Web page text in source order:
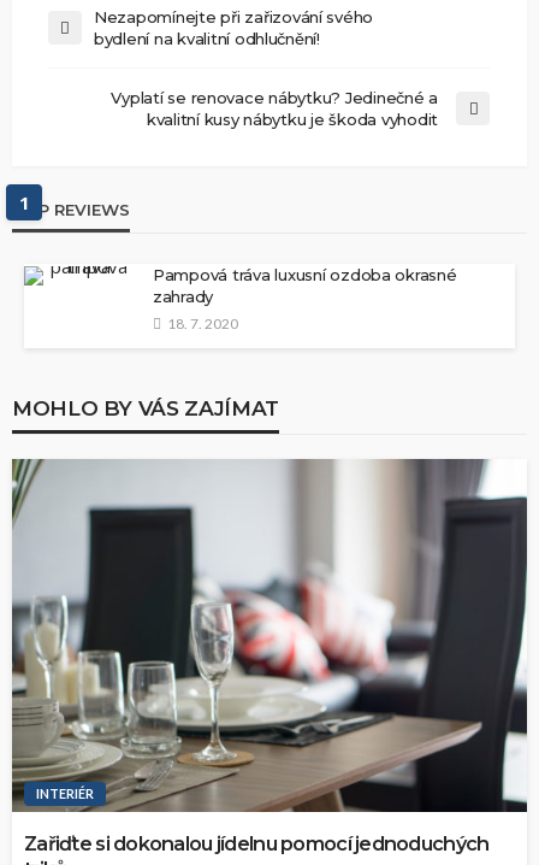
Nezapomínejte při zařizování svého
bydlení na kvalitní odhlučnění!
Vyplatí se renovace nábytku? Jedinečné a
kvalitní kusy nábytku je škoda vyhodit
TOP REVIEWS
1
Pampová tráva luxusní ozdoba okrasné
zahrady
18. 7. 2020
MOHLO BY VÁS ZAJÍMAT
INTERIÉR
Zařiďte si dokonalou jídelnu pomocí jednoduchých